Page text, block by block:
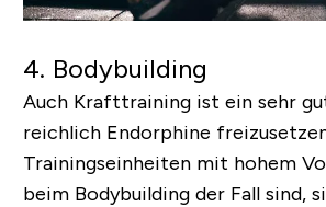
4. Bodybuilding
Auch Krafttraining ist ein sehr
reichlich Endorphine
Trainingseinheiten mit hohem
beim Bodybuilding der Fall sind,